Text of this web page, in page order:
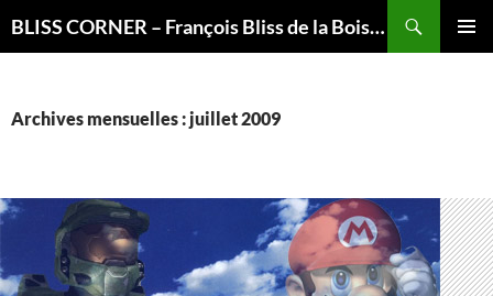
BLISS CORNER – François Bliss de la Boissière is here
Archives mensuelles : juillet 2009